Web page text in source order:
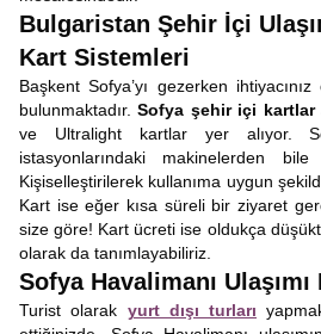
Bulgaristan Şehir İçi
Kart Sistemleri
Başkent Sofya’yı gezerken
bulunmaktadır.Sofya şehir içi kartlar
ve Ultralight kartlar yer alıyor.
istasyonlarındaki makinelerden bile
Kişiselleştirilerek kullanıma uygun
Kart ise eğer kısa süreli bir ziyaret
size göre! Kart ücreti ise oldukça
olarak da tanımlayabiliriz.
Sofya Havalimanı Ulaşımı
Turist olarak yurt dışı turları